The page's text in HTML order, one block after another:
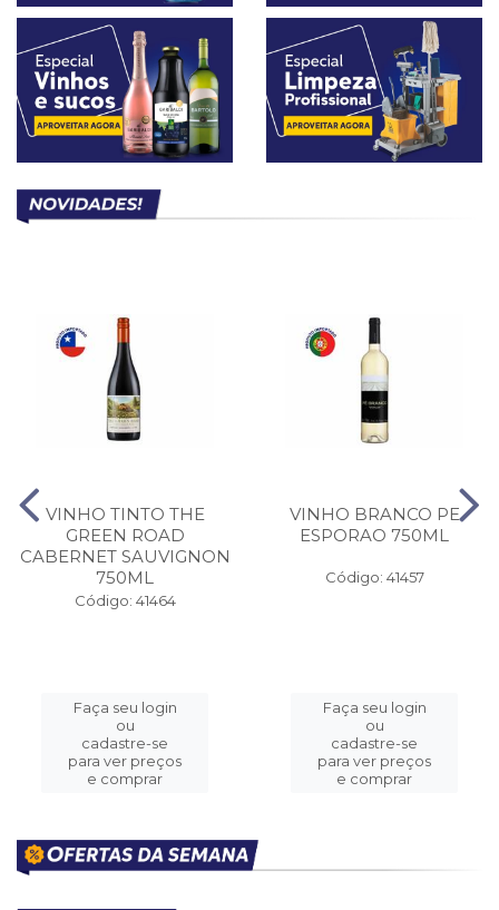
VINHO TINTO THE
GREEN ROAD
CABERNET SAUVIGNON
750ML
Código: 41464
Faça seu login
ou
cadastre-se
para ver preços
e comprar
VINHO BRANCO PE
ESPORAO 750ML
Código: 41457
Faça seu login
ou
cadastre-se
para ver preços
e comprar